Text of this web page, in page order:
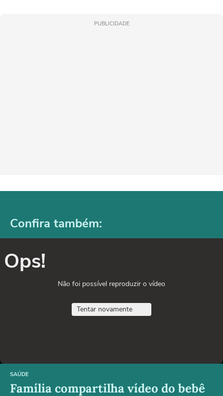
PUBLICIDADE
Confira também:
Ops!
Não foi possível reproduzir o vídeo
Tentar novamente
SAÚDE
Família compartilha vídeo do bebê